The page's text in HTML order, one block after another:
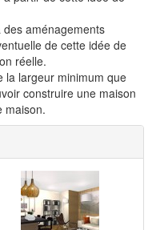
aménagements
de cette idée de
réelle.
la largeur minimum que
construire une maison
maison.